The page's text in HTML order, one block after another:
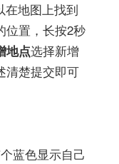
在地图上找到
位置，长按2秒
地点选择新增
清楚提交即可
蓝色显示自己